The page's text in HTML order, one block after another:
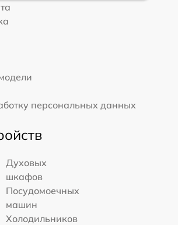
персональных данных
Духовых
шкафов
Посудомоечных
машин
Холодильников